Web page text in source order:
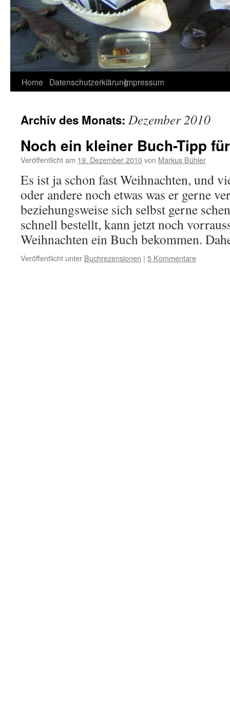
Home DatenschutzerklärungImpressum
Archiv des Monats: Dezember 2010
Noch ein kleiner Buch-Tipp
Veröffentlicht am 19. Dezember 2010von Markus Bühler
Es ist ja schon fast Weihnachten, und
oder andere noch etwas was er gerne
beziehungsweise sich selbst gerne
schnell bestellt, kann jetzt noch
Weihnachten ein Buch bekommen.
Veröffentlicht unter Buchrezensionen | 5 Kommentare